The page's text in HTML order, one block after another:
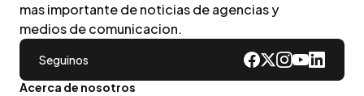
mas importante de noticias de agencias y
medios de comunicacion.
Seguinos
Acerca de nosotros